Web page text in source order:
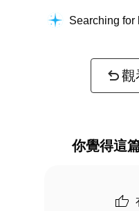
Searching for
觀
你覺得這